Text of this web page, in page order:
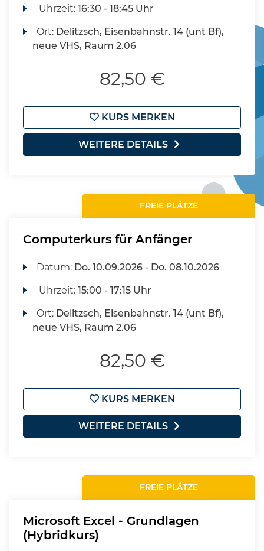
Uhrzeit:16:30 - 18:45 Uhr
Ort: Delitzsch, Eisenbahnstr. 14 (unt Bf),
neue VHS, Raum 2.06
82,50 €
KURS MERKEN
WEITERE DETAILS
FREIE PLÄTZE
Computerkurs für Anfänger
Datum: Do. 10.09.2026 - Do. 08.10.2026
Uhrzeit:15:00 - 17:15 Uhr
Ort: Delitzsch, Eisenbahnstr. 14 (unt Bf),
neue VHS, Raum 2.06
82,50 €
KURS MERKEN
WEITERE DETAILS
FREIE PLÄTZE
Microsoft Excel - Grundlagen
(Hybridkurs)